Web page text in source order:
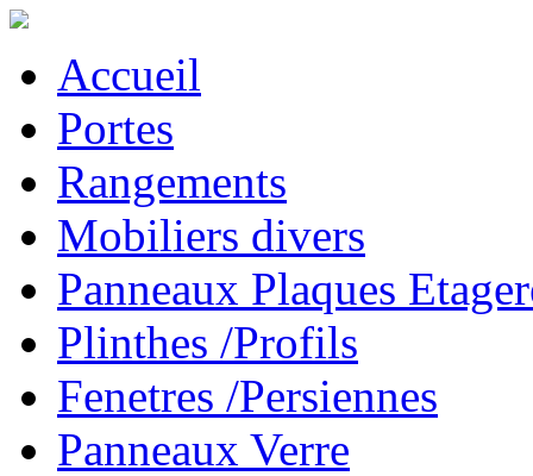
Accueil
Portes
Rangements
Mobiliers divers
Panneaux Plaques
Plinthes /Profils
Fenetres /Persiennes
Panneaux Verre